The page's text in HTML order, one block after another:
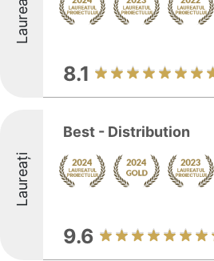
Laureați
8.1
Laureați
Best - Distribution
9.6